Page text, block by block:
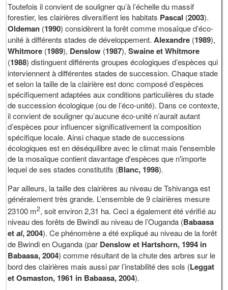
Toutefois il convient de souligner qu’à l’échelle du massif
forestier, les clairières diversifient les habitats Pascal (2003).
Oldeman (1990) considèrent la forêt comme mosaïque d’éco-
unité à différents stades de développement. Alexandre (1989),
Whitmore (1989), Denslow (1987),Swaine et Whitmore
(1988) distinguent différents groupes écologiques d’espèces qui
interviennent à différentes stades de succession. Chaque stade
et selon la taille de la clairière est donc composé d’espèces
spécifiquement adaptées aux conditions particulières du stade
de succession écologique (ou de l’éco-unité). Dans ce contexte,
il convient de souligner qu’aucune éco-unité n’aurait autant
d’espèces pour influencer significativement la composition
spécifique locale. Ainsi chaque stade de successions
écologiques est en déséquilibre avec le climat mais l'ensemble
de la mosaïque contient davantage d'espèces que n'importe
lequel de ses stades constitutifs (Blanc, 1998).
Par ailleurs, la taille des clairières au niveau de Tshivanga est
généralement très grande. L’ensemble de 9 clairières mesure
23100 m2, soit environ 2,31 ha. Ceci a également été vérifié au
niveau des forêts de Bwindi au niveau de l’Ouganda (Babaasa
etal, 2004). Ce phénomène a été expliqué au niveau de la forêt
de Bwindi en Ouganda (par Denslow et Hartshorn, 1994 in
Babaasa, 2004) comme résultant de la chute des arbres sur le
bord des clairières mais aussi par l’instabilité des sols (Leggat
et Osmaston, 1961 in Babaasa, 2004).